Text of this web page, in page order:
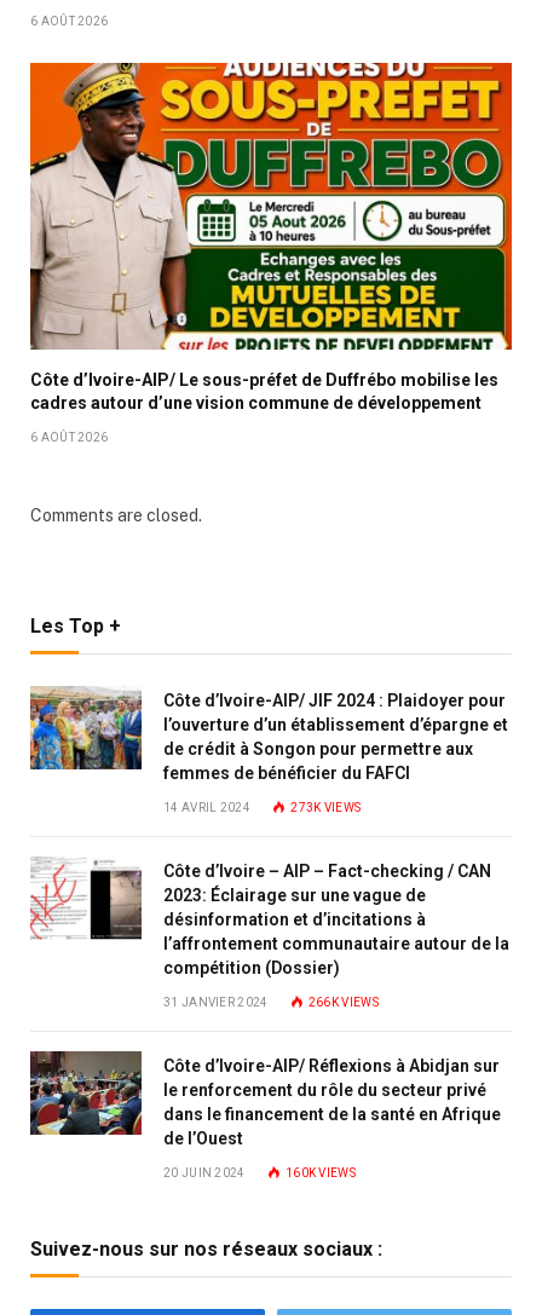
6 AOÛT 2026
Côte d’Ivoire-AIP/ Le sous-préfet de Duffrébo mobilise les
cadres autour d’une vision commune de développement
6 AOÛT 2026
Comments are closed.
Les Top +
Côte d’Ivoire-AIP/ JIF 2024 : Plaidoyer pour
l’ouverture d’un établissement d’épargne et
de crédit à Songon pour permettre aux
femmes de bénéficier du FAFCI
14 AVRIL 2024 273K VIEWS
Côte d’Ivoire – AIP – Fact-checking / CAN
2023: Éclairage sur une vague de
désinformation et d’incitations à
l’affrontement communautaire autour de la
compétition (Dossier)
31 JANVIER 2024 266KVIEWS
Côte d’Ivoire-AIP/ Réflexions à Abidjan sur
le renforcement du rôle du secteur privé
dans le financement de la santé en Afrique
de l’Ouest
20 JUIN 2024 160KVIEWS
Suivez-nous sur nos réseaux sociaux :